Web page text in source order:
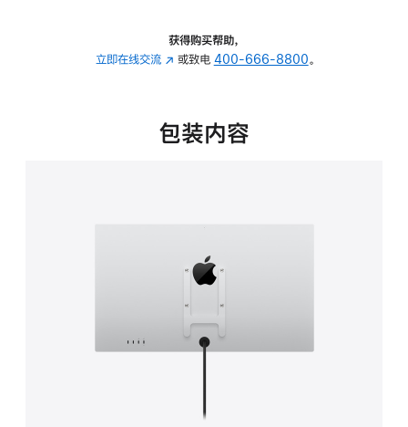
的
获得购买帮助，
立即在线交流 (在
中
或致电 400-666-8800。
包装内容